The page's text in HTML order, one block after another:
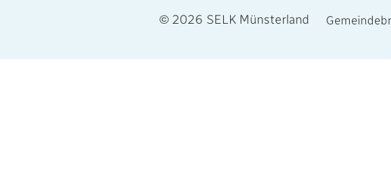
© 2026 SELK Münsterland